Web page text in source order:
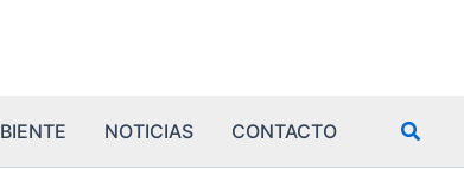
NOTICIAS CONTACTO